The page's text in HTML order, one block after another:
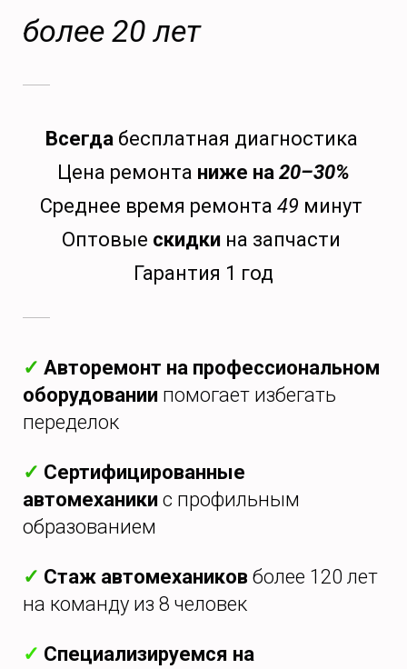
более 20 лет
Всегдабесплатная диагностика
Цена ремонта ниже на 20–30%
Среднее время ремонта 49 минут
Оптовые скидки на запчасти
Гарантия 1 год
✓ Авторемонт на профессиональном
оборудовании помогает избегать
переделок
✓ Сертифицированные
автомеханики с профильным
образованием
✓ Стаж автомехаников более 120 лет
на команду из 8 человек
✓ Специализируемся на